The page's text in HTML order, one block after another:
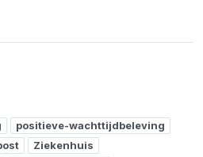
positieve-wachttijdbeleving
Ziekenhuis